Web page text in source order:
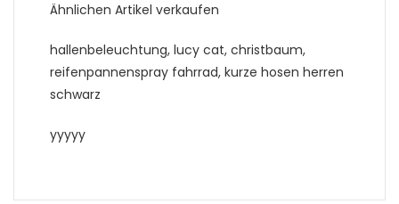
Ähnlichen Artikel verkaufen
hallenbeleuchtung, lucy cat, christbaum,
reifenpannenspray fahrrad, kurze hosen herren
schwarz
yyyyy